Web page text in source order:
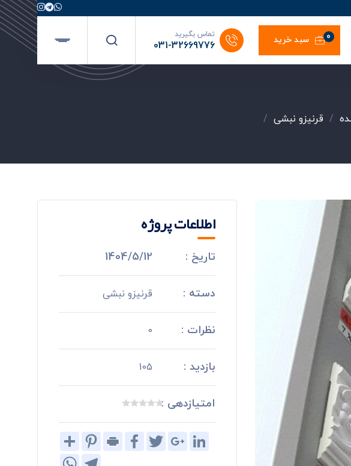
سبد خرید 0 تماس بگیرید
031-32669776
/ قرنیزو نبشی /
اطلاعات پروژه
تاریخ : 1404/5/12
دسته : قرنیزو نبشی
نظرات : 0
بازدید : 105
امتیازدهی :
Share
PinterestPrint
FacebookTwitterGoogle+LinkedIn
WhatsAppTelegram